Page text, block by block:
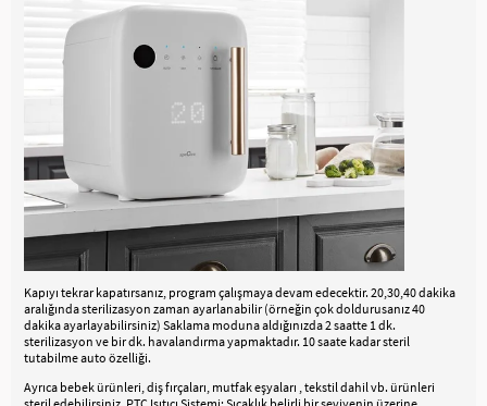
Kapıyı tekrar kapatırsanız, program çalışmaya devam edecektir. 20,30,40 dakika
aralığında sterilizasyon zaman ayarlanabilir (örneğin çok doldurusanız 40
dakika ayarlayabilirsiniz) Saklama moduna aldığınızda 2 saatte 1 dk.
sterilizasyon ve bir dk. havalandırma yapmaktadır. 10 saate kadar steril
tutabilme auto özelliği.
Ayrıca bebek ürünleri, diş fırçaları, mutfak eşyaları , tekstil dahil vb. ürünleri